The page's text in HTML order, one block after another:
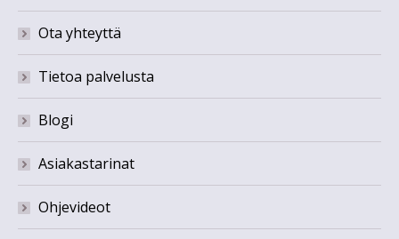
Ota yhteyttä
Tietoa palvelusta
Blogi
Asiakastarinat
Ohjevideot